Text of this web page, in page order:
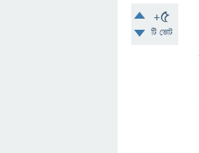
+5
টি ভোট